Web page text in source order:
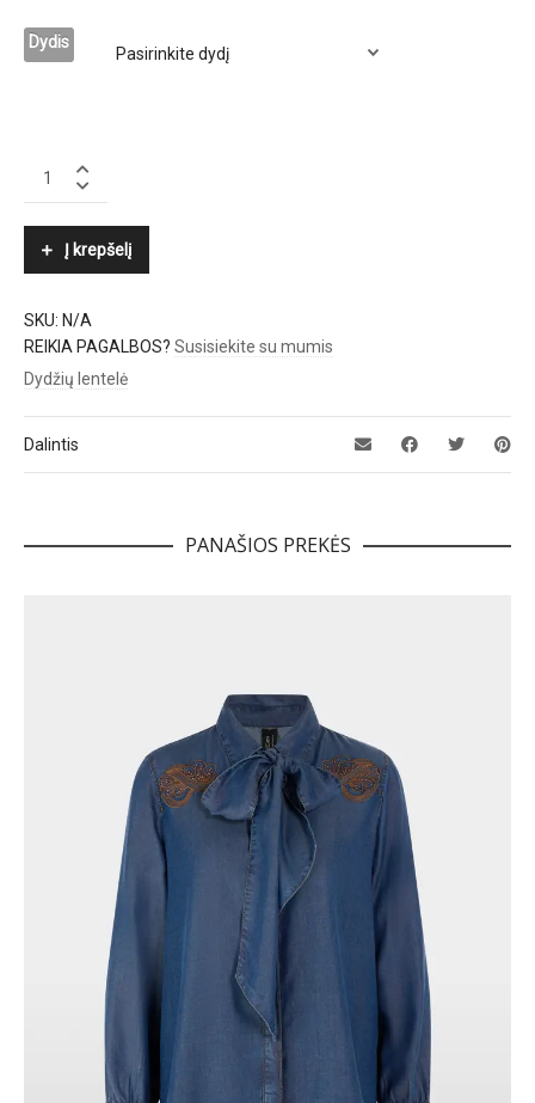
Dydis
MIRÒ
Į krepšelį
SKU: N/A
REIKIA PAGALBOS? Susisiekite su mumis
Dydžių lentelė
Dalintis
PANAŠIOS PREKĖS